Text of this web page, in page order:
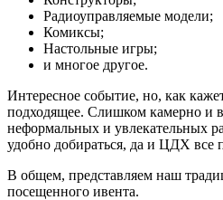
Радиоуправляемые модели;
Комиксы;
Настольные игры;
и многое другое.
Интересное событие, но, как
подходящее. Слишком камерно и
неформальных и увлекательных
удобно добираться, да и ЦДХ все
В общем, представляем наш
посещенного ивента.